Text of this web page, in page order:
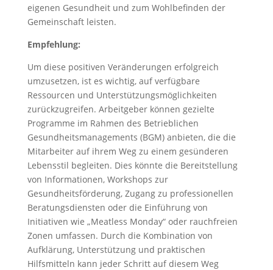
eigenen Gesundheit und zum Wohlbefinden der
Gemeinschaft leisten.
Empfehlung:
Um diese positiven Veränderungen erfolgreich
umzusetzen, ist es wichtig, auf verfügbare
Ressourcen und Unterstützungsmöglichkeiten
zurückzugreifen. Arbeitgeber können gezielte
Programme im Rahmen des Betrieblichen
Gesundheitsmanagements (BGM) anbieten, die die
Mitarbeiter auf ihrem Weg zu einem gesünderen
Lebensstil begleiten. Dies könnte die Bereitstellung
von Informationen, Workshops zur
Gesundheitsförderung, Zugang zu professionellen
Beratungsdiensten oder die Einführung von
Initiativen wie „Meatless Monday“ oder rauchfreien
Zonen umfassen. Durch die Kombination von
Aufklärung, Unterstützung und praktischen
Hilfsmitteln kann jeder Schritt auf diesem Weg